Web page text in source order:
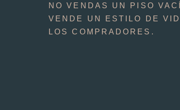
NO VENDAS UN PISO
VENDE UN ESTILO DE
LOS COMPRADORES.